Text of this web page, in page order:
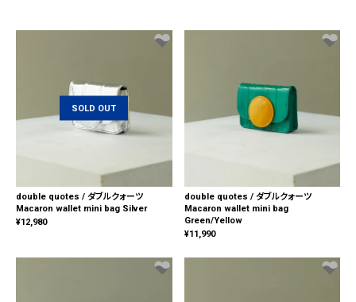
SOLD OUT
double quotes / ダブルクォーツ
Macaron wallet mini bag Silver
¥12,980
double quotes / ダブルクォーツ
Macaron wallet mini bag
Green/Yellow
¥11,990